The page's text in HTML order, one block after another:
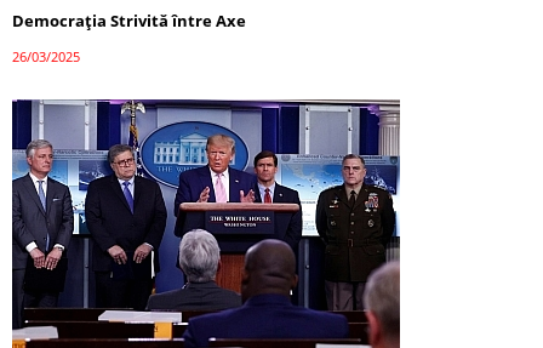
Democrația Strivită între Axe
26/03/2025